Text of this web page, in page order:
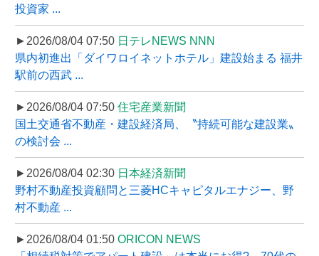
投資家 ...
►2026/08/04 07:50 日テレNEWS NNN
県内初進出「ダイワロイネットホテル」建設始まる 福井
駅前の西武 ...
►2026/08/04 07:50 住宅産業新聞
国土交通省不動産・建設経済局、〝持続可能な建設業〟
の検討会 ...
►2026/08/04 02:30 日本経済新聞
野村不動産投資顧問と三菱HCキャピタルエナジー、野
村不動産 ...
►2026/08/04 01:50 ORICON NEWS